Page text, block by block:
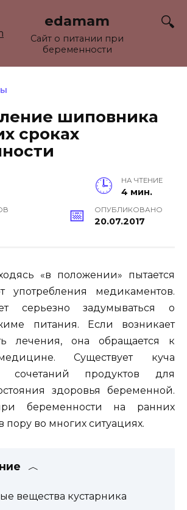
edamam
Сайт о питании при
беременности
шиповника
сроках
НА ЧТЕНИЕ
4 мин.
ОПУБЛИКОВАНО
20.07.2017
«в положении» пытается
употребления медикаментов.
серьезно задумываться о
питания. Если возникает
лечения, она обращается к
Существует куча
сочетаний продуктов для
здоровья беременной.
беременности на ранних
пору во многих ситуациях.
вещества кустарника